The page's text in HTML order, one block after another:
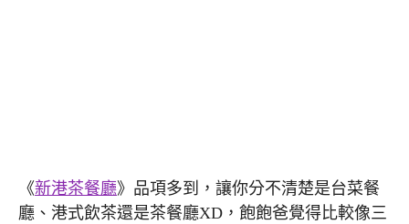
《新港茶餐廳》品項多到，讓你分不清楚是台菜餐
廳、港式飲茶還是茶餐廳XD，飽飽爸覺得比較像三